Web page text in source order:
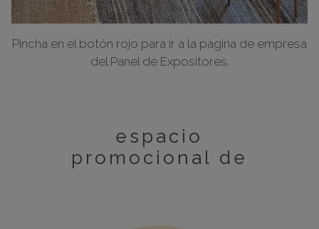
Pincha en el botón rojo para ir a la página de empresa
del Panel de Expositores.
espacio
promocional de